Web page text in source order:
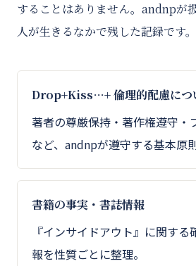
することはありません。andnpが
人が生きるなかで残した記録です。
Drop+Kiss…+ 倫理的配慮につ
著者の尊厳保持・著作権遵守・
など、andnpが遵守する基本原則
書籍の事実・書誌情報
『インサイドアウト』に関す
報を性質ごとに整理。